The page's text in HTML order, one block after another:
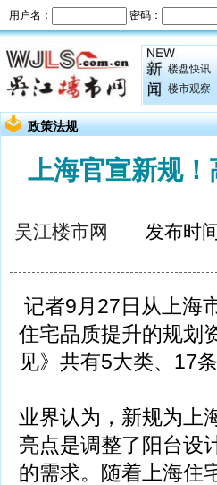
楼盘快讯
楼市观察
政策法规
上海官宣新规
吴江楼市网
发布时
记者9月27日从上海
住宅品质提升的规划
见》共有5大类、17
业界认为，新规为上
亮点是调整了阳台设
的需求。随着上海住